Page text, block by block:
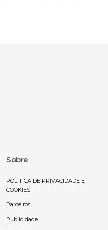
Sobre
POLÍTICA DE PRIVACIDADE E
COOKIES
Parceiros
Publicidade